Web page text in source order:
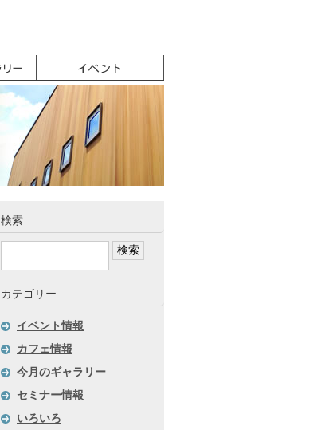
カフェ＆ギャラリー
検索
カテゴリー
イベント情報
カフェ情報
今月のギャラリー
セミナー情報
いろいろ